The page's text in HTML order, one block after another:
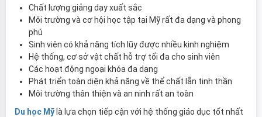
Chất lượng giảng dạy xuất sắc
Môi trường và cơ hội học tập tại Mỹ rất đa dạng và phong
phú
Sinh viên có khả năng tích lũy được nhiều kinh nghiệm
Hệ thống, cơ sở vật chất hỗ trợ tối đa cho sinh viên
Các hoạt động ngoại khóa đa dạng
Phát triển toàn diện khả năng về thể chất lẫn tinh thần
Môi trường thân thiện và an ninh rất an toàn
Du học Mỹlà lựa chọn tiếp cận với hệ thống giáo dục tốt nhất